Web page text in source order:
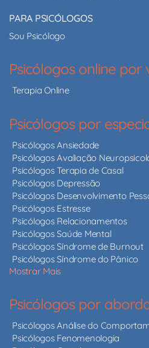
PARA PSICÓLOGOS
Sou Psicólogo
Psicólogos online
Terapia Online
Psicólogos por
Psicólogos Ansiedade
Psicólogos Avaliação
Psicólogos Terapia de Casal
Psicólogos Depressão
Psicólogos Desenvolvimento
Psicólogos Estresse
Psicólogos Relacionamentos
Psicólogos Saúde Mental
Psicólogos Síndrome de Burnout
Psicólogos Síndrome do Pânico
Mostrar Mais
Psicólogos por
Psicólogos Análise do
Psicólogos Fenomenologia